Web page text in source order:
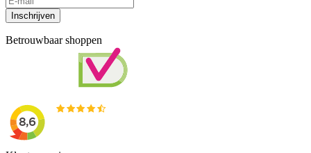
Inschrijven
Betrouwbaar shoppen